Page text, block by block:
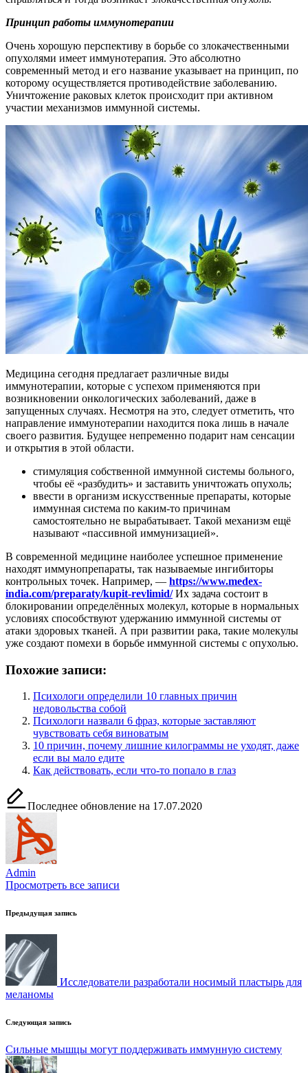
Принцип работы иммунотерапии
Очень хорошую перспективу в борьбе со злокачественными
опухолями имеет иммунотерапия. Это абсолютно
современный метод и его название указывает на принцип, по
которому осуществляется противодействие заболеванию.
Уничтожение раковых клеток происходит при активном
участии механизмов иммунной системы.
Медицина сегодня предлагает различные виды
иммунотерапии, которые с успехом применяются при
возникновении онкологических заболеваний, даже в
запущенных случаях. Несмотря на это, следует отметить, что
направление иммунотерапии находится пока лишь в начале
своего развития. Будущее непременно подарит нам сенсации
и открытия в этой области.
стимуляция собственной иммунной системы больного,
чтобы её «разбудить» и заставить уничтожать опухоль;
ввести в организм искусственные препараты, которые
иммунная система по каким-то причинам
самостоятельно не вырабатывает. Такой механизм ещё
называют «пассивной иммунизацией».
В современной медицине наиболее успешное применение
находят иммунопрепараты, так называемые ингибиторы
контрольных точек. Например, — https://www.medex-
india.com/preparaty/kupit-revlimid/Их задача состоит в
блокировании определённых молекул, которые в нормальных
условиях способствуют удержанию иммунной системы от
атаки здоровых тканей. А при развитии рака, такие молекулы
уже создают помехи в борьбе иммунной системы с опухолью.
Похожие записи:
Психологи определили 10 главных причин
недовольства собой
Психологи назвали 6 фраз, которые заставляют
чувствовать себя виноватым
10 причин, почему лишние килограммы не уходят, даже
если вы мало едите
Как действовать, если что-то попало в глаз
Последнее обновление на 17.07.2020
Admin
Просмотреть все записи
Навигация
по
записям
Предыдущая запись
Исследователи разработали носимый пластырь для
меланомы
Следующая запись
Сильные мышцы могут поддерживать иммунную систему